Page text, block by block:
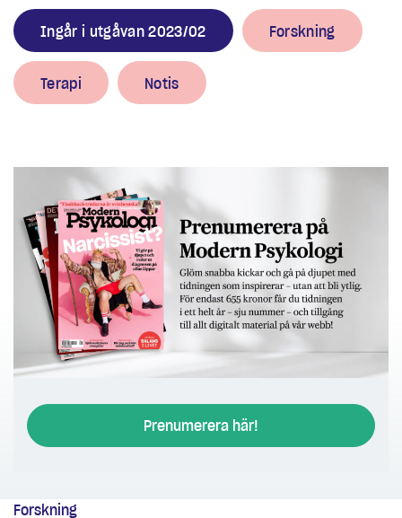
Ingår i utgåvan 2023/02 Forskning
Terapi Notis
Prenumerera här!
Forskning